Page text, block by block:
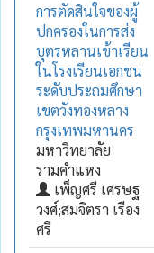
การตัดสินใจของผู้
ปกครองในการส่ง
บุตรหลานเข้าเรียน
ในโรงเรียนเอกชน
ระดับประถมศึกษา
เขตวังทองหลาง
กรุงเทพมหานคร
มหาวิทยาลัย
รามคำแหง
เพ็ญศรี เศรษฐ
วงศ์;สมจิตรา เรือง
ศรี